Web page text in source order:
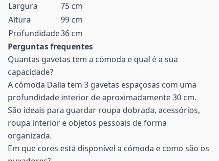
Largura
75 cm
Altura
99 cm
Profundidade36 cm
Perguntas frequentes
Quantas gavetas tem a cómoda e qual é a sua
capacidade?
A cómoda Dalia tem 3 gavetas espaçosas com uma
profundidade interior de aproximadamente 30 cm.
São ideais para guardar roupa dobrada, acessórios,
roupa interior e objetos pessoais de forma
organizada.
Em que cores está disponível a cómoda e como são os